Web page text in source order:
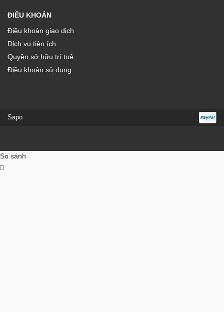
ĐIỀU KHOẢN
Điều khoản giao dịch
Dịch vụ tiện ích
Quyền sở hữu trí tuệ
Điều khoản sử dụng
Sapo
So sánh